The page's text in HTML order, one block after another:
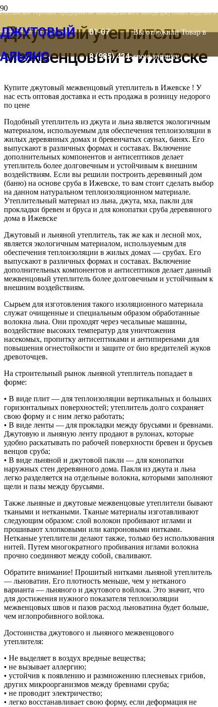
Российское торговое предприятие Бангладешского завода джутовых изделий и
натуральных материалов
ДЖУТОВЫЙ
АЛЬЯНС
01-07
8 (985) 424-
Вы отложилиТоварв
свою корзину.
Джутовый утеплитель
межвенцовый в Ижевске
Купите джутовый межвенцовый утеплитель в Ижевске ! У
нас есть оптовая доставка и есть продажа в розницу недорого
по цене
Подобный утеплитель из джута и льна является экологичным
материалом, используемым для обеспечения теплоизоляции в
жилых деревянных домах и бревенчатых саунах, банях. Его
выпускают в различных формах и составах. Включение
дополнительных компонентов и антисептиков делает
утеплитель более долговечным и устойчивым к внешним
воздействиям. Если вы решили построить деревянный дом
(баню) на основе сруба в Ижевске, то вам стоит сделать выбор
на данном натуральном теплоизоляционном материале.
Утеплительный материал из льна, джута, мха, пакли для
прокладки бревен и бруса и для конопатки сруба деревянного
дома в Ижевске
Джутовый и льняной утеплитель, так же как и лесной мох,
является экологичным материалом, используемым для
обеспечения теплоизоляции в жилых домах — срубах. Его
выпускают в различных формах и составах. Включение
дополнительных компонентов и антисептиков делает данный
межвенцовый утеплитель более долговечным и устойчивым к
внешним воздействиям.
Сырьем для изготовления такого изоляционного материала
служат очищенные и специальным образом обработанные
волокна льна. Они проходят через чесальные машины,
воздействие высоких температур для уничтожения
насекомых, пропитку антисептиками и антипиренами для
повышения огнестойкости и защите от био вредителей жуков
древоточцев.
На строительный рынок льняной утеплитель попадает в
форме:
• В виде плит — для теплоизоляции вертикальных и больших
горизонтальных поверхностей; утеплитель долго сохраняет
свою форму и с ним легко работать;
• В виде ленты — для прокладки между брусьями и бревнами.
Джутовую и льняную ленту продают в рулонах, которые
удобно раскатывать по рабочей поверхности бревен и брусьев
венцов сруба;
• В виде льняной и джутовой пакли — для конопатки
наружных стен деревянного дома. Пакля из джута и льна
легко разделяется на отдельные волокна, которыми заполняют
щели и пазы между брусьями.
Также льняные и джутовые межвенцовые утеплители бывают
ткаными и неткаными. Тканые материалы изготавливают
следующим образом: слой волокон пробивают иглами и
прошивают хлопковыми или капроновыми нитками.
Нетканые утеплители делают также, только без использования
нитей. Путем многократного пробивания иглами волокна
прочно соединяют между собой, сваливают.
Обратите внимание! Прошитый нитками льняной утеплитель
— льноватин. Его плотность меньше, чем у нетканого
варианта — льняного и джутового войлока. Это значит, что
для достижения нужного показателя теплоизоляции
межвенцовых швов и пазов расход льноватина будет больше,
чем иглопробивного войлока.
Достоинства джутового и льняного межвенцового
утеплителя:
• Не выделяет в воздух вредные вещества;
• не вызывает аллергию;
• устойчив к появлению и размножению плесневых грибов,
других микроорганизмов между бревнами сруба;
• не проводит электричество;
• легко восстанавливает свою форму, если деформация не